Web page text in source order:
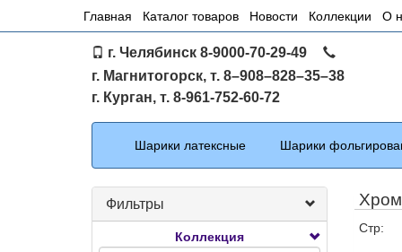
Основное
Главная Каталог товаров Новости Коллекции О
г. Челябинск 8-9000-70-29-49
г. Магнитогорск, т. 8–908–828–35–38
г. Курган, т. 8-961-752-60-72
Каталог
Шарики латексные Шарики
Фильтры
Коллекция
Хром
Стр: